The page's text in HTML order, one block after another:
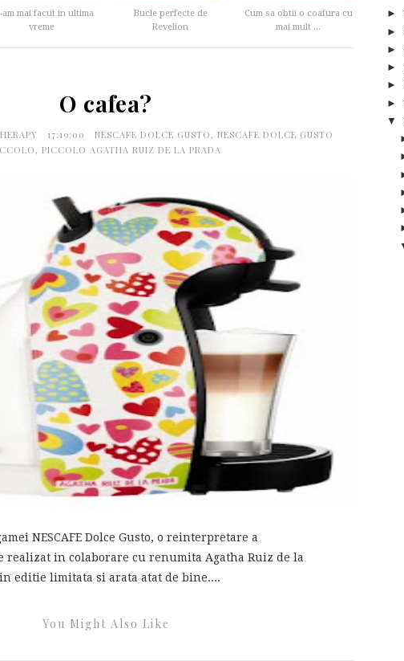
am mai facut in ultima
vreme
Bucle perfecte de
Revelion
Cum sa obtii o coafura cu
mai mult ...
O cafea?
17:19:00 NESCAFE DOLCE GUSTO, NESCAFE DOLCE GUSTO
, PICCOLO AGATHA RUIZ DE LA PRADA
NESCAFE Dolce Gusto, o reinterpretare a
realizat in colaborare cu renumita Agatha Ruiz de la
editie limitata si arata atat de bine....
You Might Also Like
►
►
►
►
►
►
▼